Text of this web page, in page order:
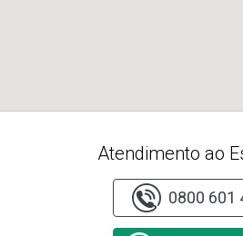
Atendimento ao
0800 601